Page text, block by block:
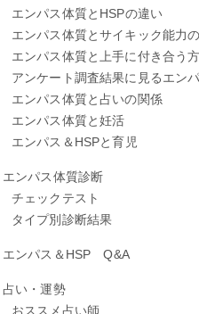
エンパス体質とHSPの違い
エンパス体質とサイキック能力
エンパス体質と上手に付き合う
アンケート調査結果に見るエン
エンパス体質と占いの関係
エンパス体質と妊活
エンパス＆HSPと育児
エンパス体質診断
チェックテスト
タイプ別診断結果
エンパス＆HSP Q&A
占い・運勢
おススメ占い師